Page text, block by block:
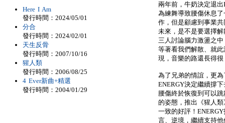
兩年前，牛奶決定退
為練舞導致腰傷休息
作，但是顧慮到事業
未來，是不是要選擇
三人討論腦力激盪之
等著看我們解散、就
現，音樂的路還長得很
為了兄弟的情誼，更
ENERGY決定繼續撐
腰傷終於恢復到可以
的姿態，推出《猩人
一致的好評！
言、逆境，繼續支持
Here I Am
發行時間：2024/05/01
分合
發行時間：2024/02/01
天生反骨
發行時間：2007/10/16
猩人類
發行時間：2006/08/25
4 Ever新曲+精選
發行時間：2004/01/29